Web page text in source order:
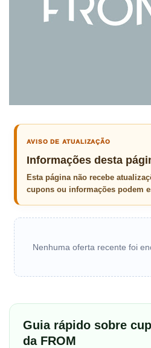
AVISO DE ATUALIZAÇÃO
Informações desta
Esta página não recebe
cupons ou informações podem
Nenhuma oferta recente foi
Guia rápido sobre
da FROM